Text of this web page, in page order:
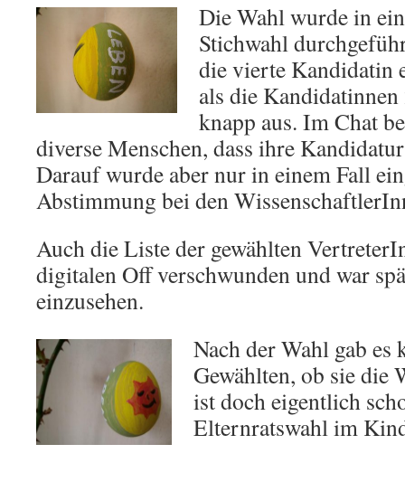
Die Wahl wurde in
Stichwahl
die vierte Kandidatin
als die
knapp aus. Im Chat
diverse Menschen, dass ihre
Darauf wurde aber nur in einem Fall
Abstimmung bei den
Auch die Liste der gewählten
digitalen Off verschwunden und war
einzusehen.
Nach der Wahl gab es
Gewählten, ob sie die
ist doch eigentlich
Elternratswahl im